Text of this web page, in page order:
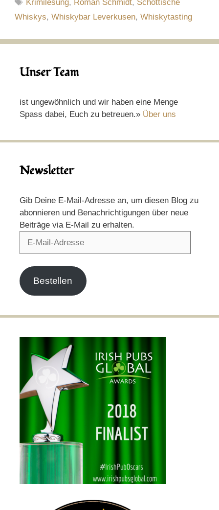
Krimilesung, Roman Schmidt, Schottische
Whiskys, Whiskybar Leverkusen, Whiskytasting
Unser Team
ist ungewöhnlich und wir haben eine Menge
Spass dabei, Euch zu betreuen.» Über uns
Newsletter
Gib Deine E-Mail-Adresse an, um diesen Blog zu
abonnieren und Benachrichtigungen über neue
Beiträge via E-Mail zu erhalten.
Bestellen